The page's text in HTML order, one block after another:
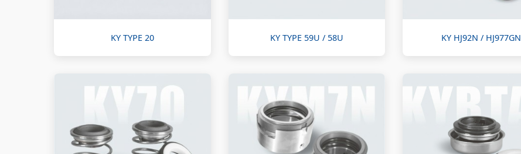
KY TYPE 20 KY TYPE 59U / 58U KY HJ92N / HJ977GN